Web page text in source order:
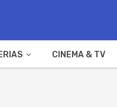
CINEMA & TV